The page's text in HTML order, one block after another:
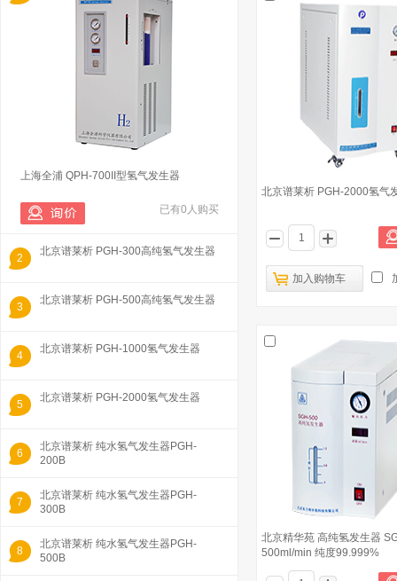
上海全浦 QPH-700II型氢气发生器
已有0人购买
2
北京谱莱析 PGH-300高纯氢气发生器
3
北京谱莱析 PGH-500高纯氢气发生器
4
北京谱莱析 PGH-1000氢气发生器
5
北京谱莱析 PGH-2000氢气发生器
6
北京谱莱析 纯水氢气发生器PGH-
200B
7
北京谱莱析 纯水氢气发生器PGH-
300B
8
北京谱莱析 纯水氢气发生器PGH-
500B
北京谱莱析 PGH-2000氢气
加入购物车
北京精华苑 高纯氢发生器
500ml/min 纯度99.999%